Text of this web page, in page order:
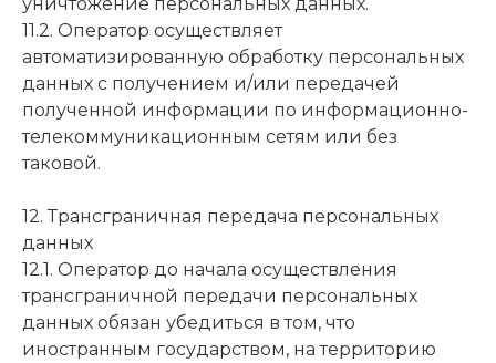
11.2. Оператор осуществляет
автоматизированную обработку персональных
данных с получением и/или передачей
полученной информации по информационно-
телекоммуникационным сетям или без
таковой.
12. Трансграничная передача персональных
данных
12.1. Оператор до начала осуществления
трансграничной передачи персональных
данных обязан убедиться в том, что
иностранным государством, на территорию